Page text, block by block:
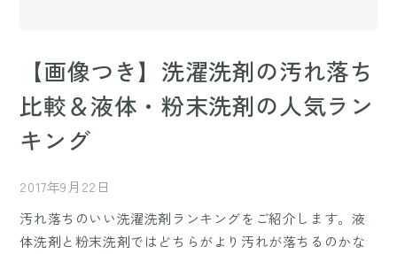
【画像つき】洗濯洗剤の汚れ落ち
比較＆液体・粉末洗剤の人気ラン
キング
2017年9月22日
汚れ落ちのいい洗濯洗剤ランキングをご紹介します。液
体洗剤と粉末洗剤ではどちらがより汚れが落ちるのかな